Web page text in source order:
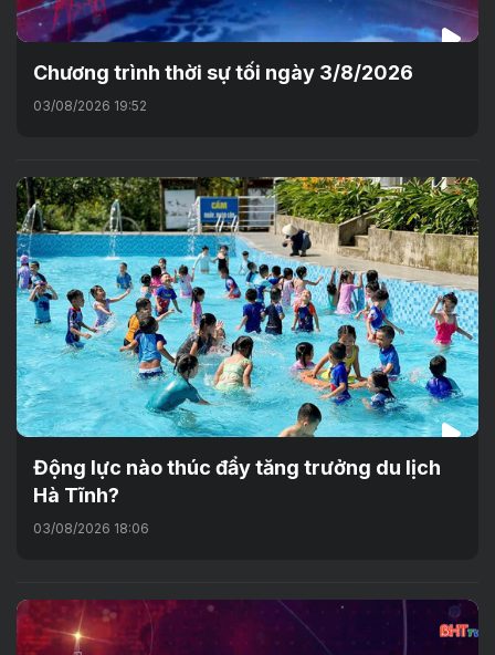
Chương trình thời sự tối ngày 3/8/2026
03/08/2026 19:52
Động lực nào thúc đẩy tăng trưởng du lịch
Hà Tĩnh?
03/08/2026 18:06